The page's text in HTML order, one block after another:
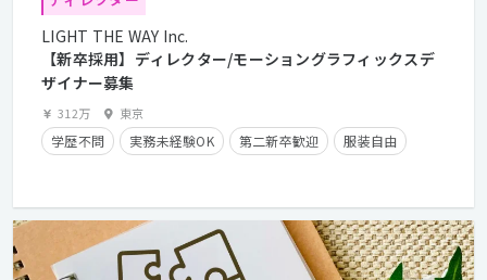
LIGHT THE WAY Inc.
【新卒採用】ディレクター/モーショングラフィックスデ
ザイナー募集
312万 東京
学歴不問 実務未経験OK 第二新卒歓迎 服装自由